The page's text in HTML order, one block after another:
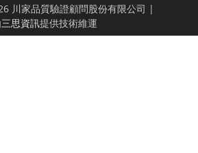
川家品質驗證顧問股份有限公司 |
三思資訊提供技術維運